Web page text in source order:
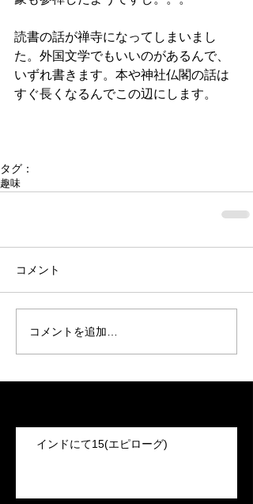
読書の話が禅寺になってしまいまし
た。外国文学でもいいのがあるんで、
いずれ書きます。本や神社仏閣の話は
すぐ長くなるんでこの辺にします。
タグ：
趣味
コメント
コメントを追加…
インドにて15(エピローグ)